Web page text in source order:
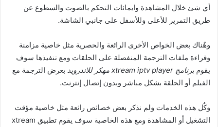
أي شئ خلال المشاهدة وايمائات التحكم بالصوت والسطوع عن
طريق التمرير للأعلى وللأسفل على جانبي الشاشة.
وهٌناك بعض الخواص الأخرى الرائعة والحصرية مثل خاصية مزامنة
وقراءة ملفات الترجمة المنفصلة على الحلقات ومع تنفيذها سوف
يقوم برنامج xtream iptv player مهكر للاندرويد
بعرض الترجمة مع
الفيلم أو الحلقة بشكل مباشر وبدون إتصال إنترنت.
وكٌل هذه الخدمات ولم نذكر بعض خصائص رائعة مثل خاصية مؤقت
التشغيل أو المشاهدة ومع هذه الخاصية سوف يقوم تطبيق xtream